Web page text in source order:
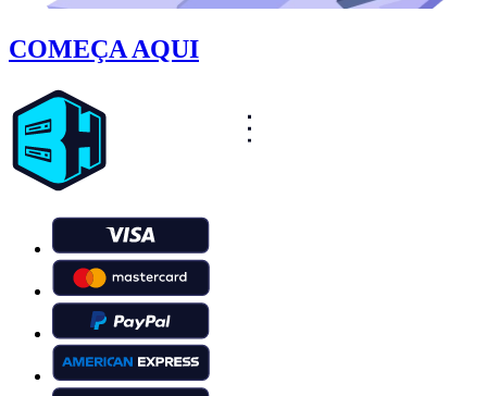
COMEÇA AQUI